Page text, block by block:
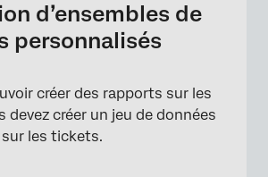
d’ensembles de
personnalisés
créer des rapports sur les
devez créer un jeu de données
les tickets.